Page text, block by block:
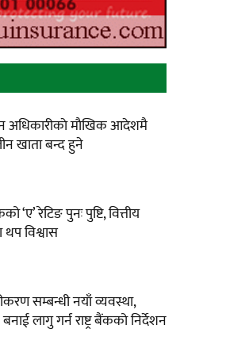
अधिकारीकाे माैखिक आदेशमै
खाता बन्द हुने
‘ए’ रेटिङ पुनः पुष्टि, वित्तीय
विश्वास
सम्बन्धी नयाँ व्यवस्था,
लागु गर्न राष्ट्र बैंकको निर्देशन